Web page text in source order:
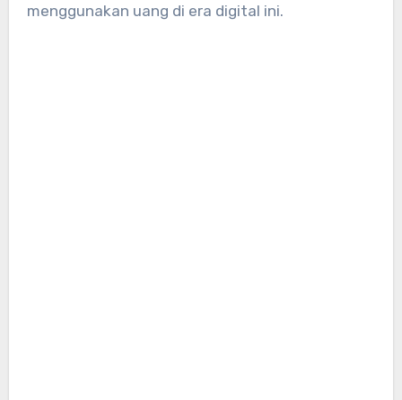
menggunakan uang di era digital ini.